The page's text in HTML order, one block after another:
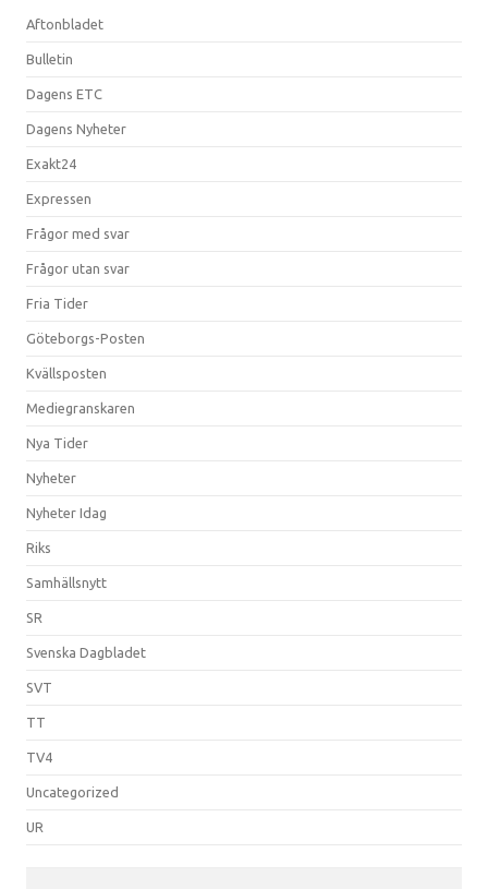
Aftonbladet
Bulletin
Dagens ETC
Dagens Nyheter
Exakt24
Expressen
Frågor med svar
Frågor utan svar
Fria Tider
Göteborgs-Posten
Kvällsposten
Mediegranskaren
Nya Tider
Nyheter
Nyheter Idag
Riks
Samhällsnytt
SR
Svenska Dagbladet
SVT
TT
TV4
Uncategorized
UR